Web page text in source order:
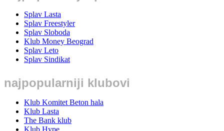
Splav Lasta
Splav Freestyler
Splav Sloboda
Klub Money Beograd
Splav Leto
Splav Sindikat
najpopularniji klubovi
Klub Komitet Beton hala
Klub Lasta
The Bank klub